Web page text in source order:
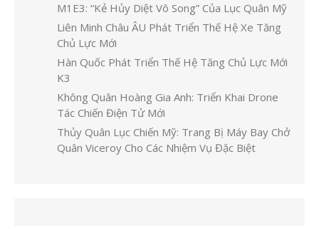
M1E3: “Kẻ Hủy Diệt Vô Song” Của Lục Quân Mỹ
Liên Minh Châu ÂU Phát Triển Thế Hệ Xe Tăng
Chủ Lực Mới
Hàn Quốc Phát Triển Thế Hệ Tăng Chủ Lực Mới
K3
Không Quân Hoàng Gia Anh: Triển Khai Drone
Tác Chiến Điện Tử Mới
Thủy Quân Lục Chiến Mỹ: Trang Bị Máy Bay Chở
Quân Viceroy Cho Các Nhiệm Vụ Đặc Biệt